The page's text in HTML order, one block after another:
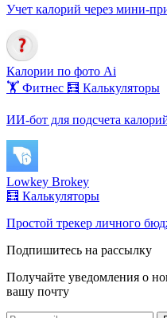
Учет калорий через мини-
Калории по фото Ai
🏋️ Фитнес 🧮 Калькуляторы
ИИ-бот для подсчета
Lowkey Brokey
🧮 Калькуляторы
Простой трекер личного
Подпишитесь на рассылку
Получайте уведомления о
вашу почту